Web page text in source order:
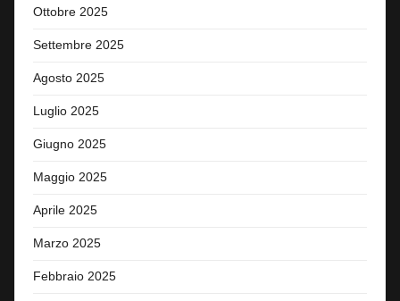
Ottobre 2025
Settembre 2025
Agosto 2025
Luglio 2025
Giugno 2025
Maggio 2025
Aprile 2025
Marzo 2025
Febbraio 2025